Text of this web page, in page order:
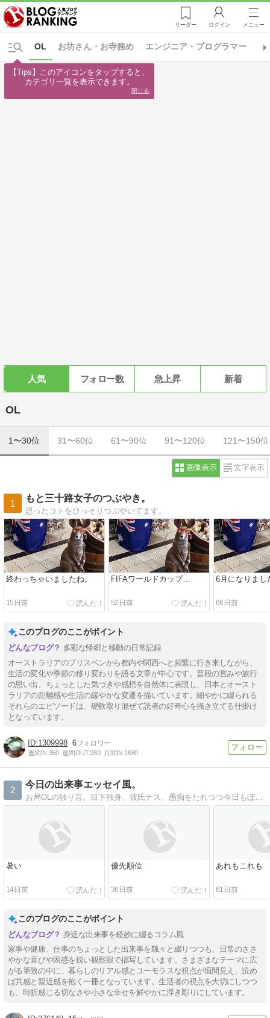
リーダー ログイン メニュー
お坊さん・お寺務め エンジニア・プログラマー
OL
人気 フォロー数 急上昇 新着
OL
1〜30位 31〜60位 61〜90位 91〜120位 121〜150位
画像表示 文字表示
1
もと三十路女子のつぶやき。
思ったコトをひっそりつぶやいてます。
終わっちゃいましたね。
15日前
FIFAワールドカップ…
52日前
6月になりまし
66日前
このブログのここがポイント
多彩な帰郷と移動の日常記録
オーストラリアのブリスベンから都内や関西へと頻繁に行き来しながら、
生活の変化や季節の移り変わりを語る文章が中心です。普段の営みや旅行
の思い出、ちょっとした気づきや感想を自然体に表現し、日本とオースト
ラリアの距離感や生活の緩やかな変遷を描いています。細やかに綴られる
それらのエピソードは、硬軟取り混ぜて読者の好奇心を掻き立てる仕掛け
となっています。
1309998 6
週間IN:350 週間OUT:280 月間IN:1680
2
今日の出来事エッセイ風。
お局OLの独り言。目下独身、彼氏ナス。愚痴をたれつつ今日もぼーっと生きてます。
暑い
14日前
優先順位
36日前
あれもこれも
61日前
このブログのここがポイント
身近な出来事を軽妙に綴るコラム風
家事や健康、仕事のちょっとした出来事を飄々と綴りつつも、日常のささ
やかな喜びや困惑を鋭い観察眼で描写しています。さまざまなテーマに広
がる筆致の中に、暮らしのリアル感とユーモラスな視点が垣間見え、読め
ば共感と親近感を抱く一冊となっています。生活者の視点を大切にしつつ
も、時折感じる切なさや小さな幸せを鮮やかに浮き彫りにしています。
【Tips】このアイコンをタップすると、
カテゴリ一覧を表示できます。
閉じる